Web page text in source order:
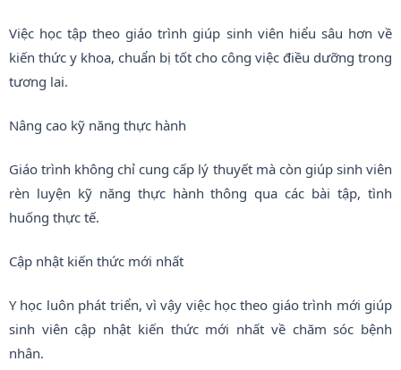
Việc học tập theo giáo trình giúp sinh viên hiểu sâu hơn về
kiến thức y khoa, chuẩn bị tốt cho công việc điều dưỡng trong
tương lai.
Nâng cao kỹ năng thực hành
Giáo trình không chỉ cung cấp lý thuyết mà còn giúp sinh viên
rèn luyện kỹ năng thực hành thông qua các bài tập, tình
huống thực tế.
Cập nhật kiến thức mới nhất
Y học luôn phát triển, vì vậy việc học theo giáo trình mới giúp
sinh viên cập nhật kiến thức mới nhất về chăm sóc bệnh
nhân.